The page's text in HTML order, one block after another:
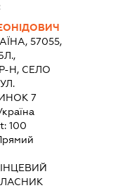
57055,
Н, СЕЛО
7
100